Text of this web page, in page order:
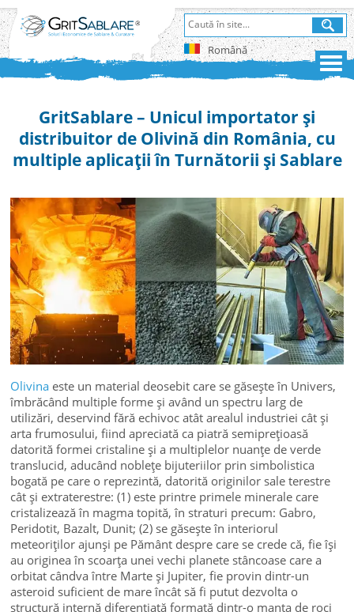
Română
GritSablare – Unicul importator și
distribuitor de Olivină din România, cu
multiple aplicații în Turnătorii și Sablare
Olivina este un material deosebit care se găsește în Univers,
îmbrăcând multiple forme și având un spectru larg de
utilizări, deservind fără echivoc atât arealul industriei cât și
arta frumosului, fiind apreciată ca piatră semiprețioasă
datorită formei cristaline și a multiplelor nuanțe de verde
translucid, aducând noblețe bijuteriilor prin simbolistica
bogată pe care o reprezintă, datorită originilor sale terestre
cât și extraterestre: (1) este printre primele minerale care
cristalizează în magma topită, în straturi precum: Gabro,
Peridotit, Bazalt, Dunit; (2) se găsește în interiorul
meteoriților ajunși pe Pământ despre care se crede că, fie își
au originea în scoarța unei vechi planete stâncoase care a
orbitat cândva între Marte și Jupiter, fie provin dintr-un
asteroid suficient de mare încât să fi putut dezvolta o
structură internă diferențiată formată dintr-o manta de roci